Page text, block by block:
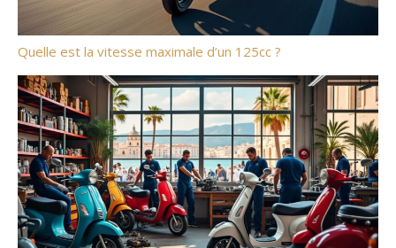
Quelle est la vitesse maximale d’un 125cc ?